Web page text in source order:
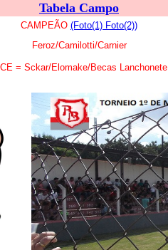
Tabela Campo
CAMPEÃO (Foto(1) Foto(2))
Feroz/Camilotti/Carnier
= Sckar/Elomake/Becas Lanchonete